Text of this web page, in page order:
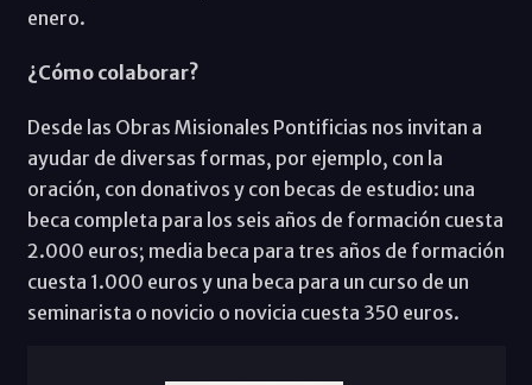
enero.
¿Cómo colaborar?
Desde las Obras Misionales Pontificias nos invitan a
ayudar de diversas formas, por ejemplo, con la
oración, con donativos y con becas de estudio: una
beca completa para los seis años de formación cuesta
2.000 euros; media beca para tres años de formación
cuesta 1.000 euros y una beca para un curso de un
seminarista o novicio o novicia cuesta 350 euros.